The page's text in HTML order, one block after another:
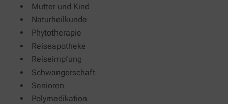
Mutter und Kind
Naturheilkunde
Phytotherapie
Reiseapotheke
Reiseimpfung
Schwangerschaft
Senioren
Polymedikation